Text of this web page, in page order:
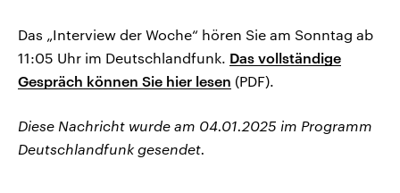
Das „Interview der Woche“ hören Sie am Sonntag ab
11:05 Uhr im Deutschlandfunk. Das vollständige
Gespräch können Sie hier lesen (PDF).
Diese Nachricht wurde am 04.01.2025 im Programm
Deutschlandfunk gesendet.